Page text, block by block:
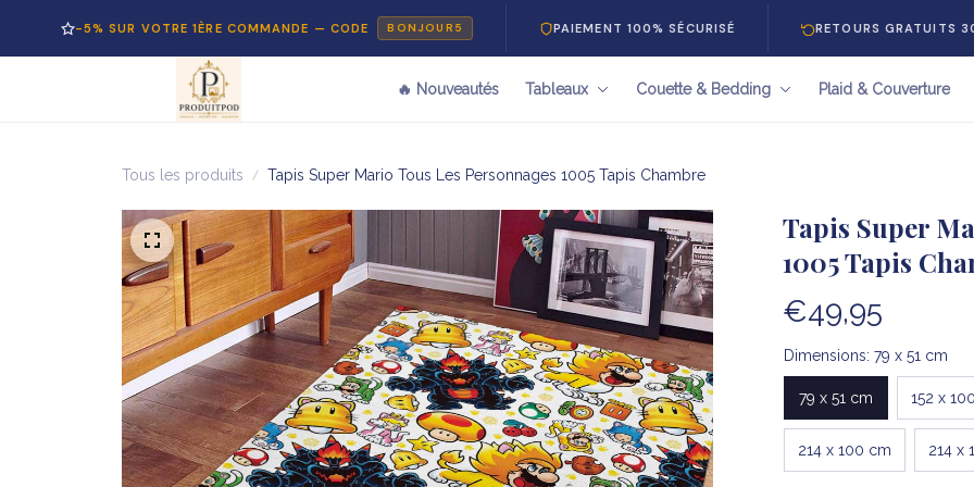
SUR VOTRE 1ÈRE COMMANDE — CODE BONJOUR5 PAIEMENT 100% SÉCURISÉ RETOURS GRATUITS 30 JOURS
🔥 Nouveautés Tableaux Couette & Bedding Plaid & Couverture
Tous les produits Tapis Super Mario Tous Les Personnages 1005 Tapis Chambre
Tapis Super
1005 Tapis
€49,95
Dimensions: 79 x 51 cm
79 x 51 cm 152 x
214 x 100 cm 214 x